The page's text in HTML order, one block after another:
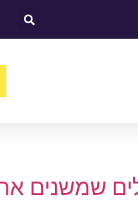
שמשנים